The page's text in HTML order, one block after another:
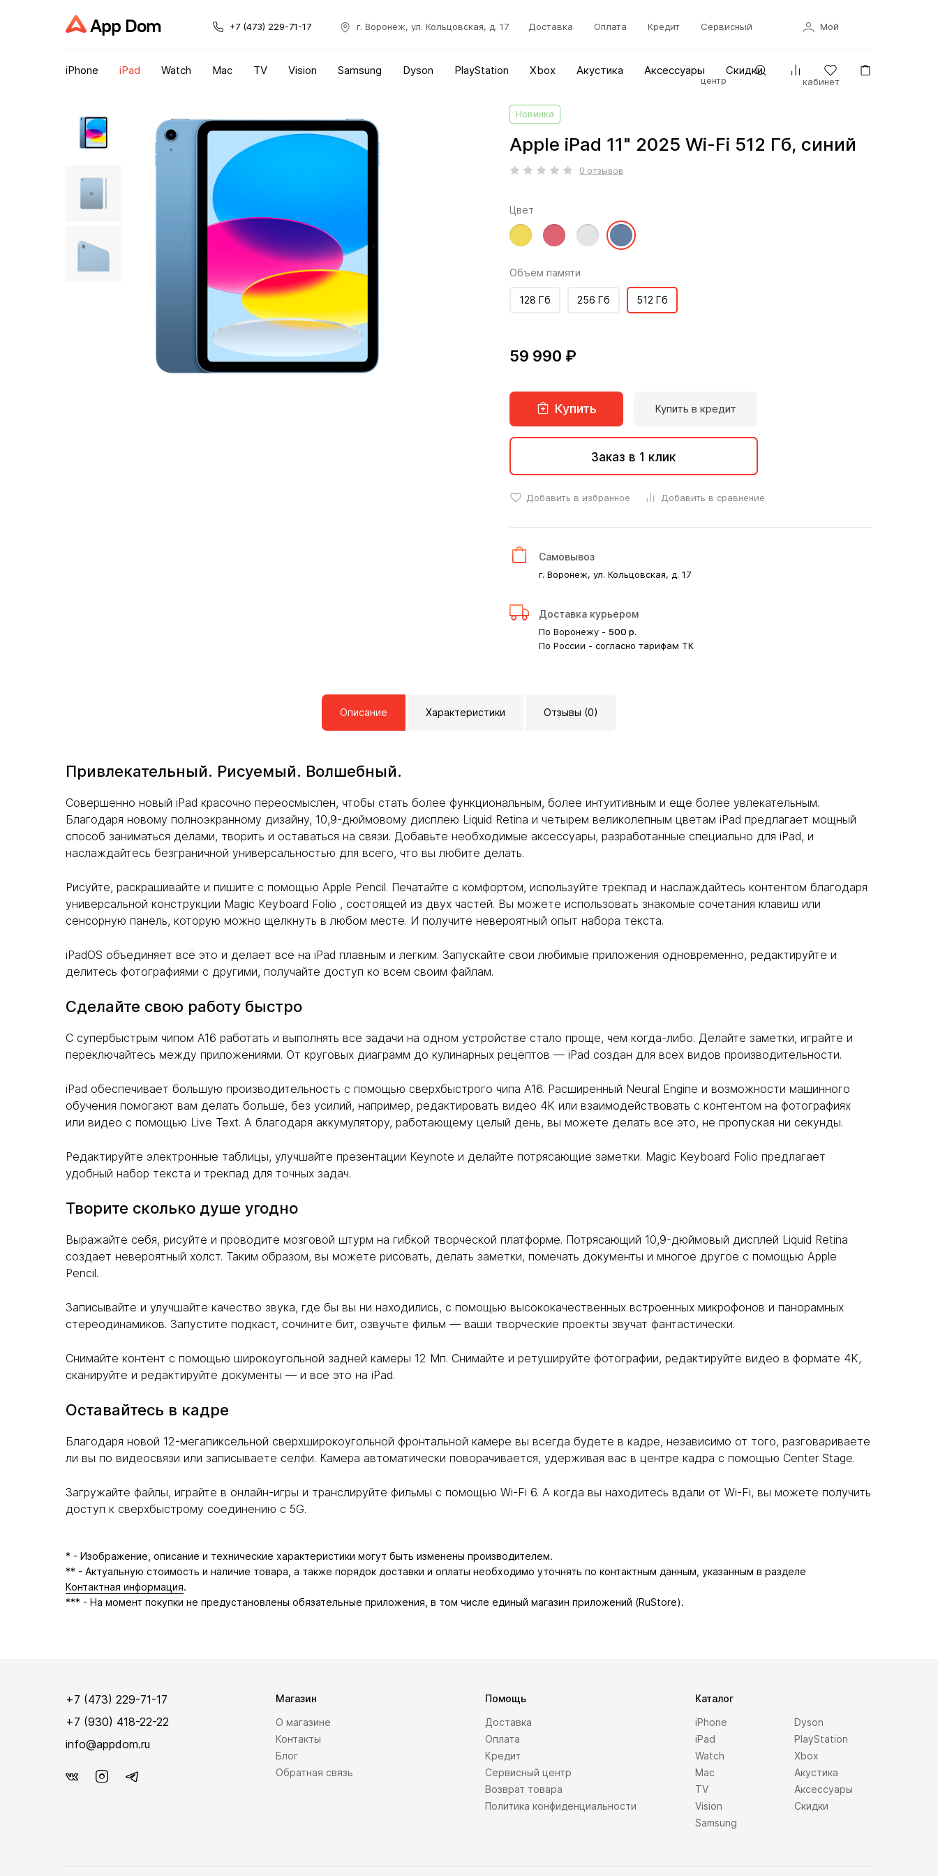
App Dom +7 (473) 229-71-17 г. Воронеж, ул. Кольцовская, д. 17 Доставка Оплата Кредит Сервисный
центр
Мой
кабинет
iPhone iPad Watch Mac TV Vision Samsung Dyson PlayStation Xbox Акустика Аксессуары Скидки
Новинка
Apple iPad 11" 2025 Wi-Fi 512 Гб, синий
0 отзывов
Цвет
Объём памяти
512 Гб
128 Гб 256 Гб
59 990 ₽
Купить Купить в кредит
Заказ в 1 клик
Добавить в избранное Добавить в сравнение
Самовывоз
г. Воронеж, ул. Кольцовская, д. 17
Доставка курьером
По Воронежу - 500 р.
По России - согласно тарифам ТК
Описание Характеристики Отзывы (0)
Привлекательный. Рисуемый. Волшебный.
Совершенно новый iPad красочно переосмыслен, чтобы стать более функциональным, более интуитивным и еще более увлекательным.
Благодаря новому полноэкранному дизайну, 10,9-дюймовому дисплею Liquid Retina и четырем великолепным цветам iPad предлагает мощный
способ заниматься делами, творить и оставаться на связи. Добавьте необходимые аксессуары, разработанные специально для iPad, и
наслаждайтесь безграничной универсальностью для всего, что вы любите делать.
Рисуйте, раскрашивайте и пишите с помощью Apple Pencil. Печатайте с комфортом, используйте трекпад и наслаждайтесь контентом благодаря
универсальной конструкции Magic Keyboard Folio , состоящей из двух частей. Вы можете использовать знакомые сочетания клавиш или
сенсорную панель, которую можно щелкнуть в любом месте. И получите невероятный опыт набора текста.
iPadOS объединяет всё это и делает всё на iPad плавным и легким. Запускайте свои любимые приложения одновременно, редактируйте и
делитесь фотографиями с другими, получайте доступ ко всем своим файлам.
Сделайте свою работу быстро
С супербыстрым чипом A16 работать и выполнять все задачи на одном устройстве стало проще, чем когда-либо. Делайте заметки, играйте и
переключайтесь между приложениями. От круговых диаграмм до кулинарных рецептов — iPad создан для всех видов производительности.
iPad обеспечивает большую производительность с помощью сверхбыстрого чипа A16. Расширенный Neural Engine и возможности машинного
обучения помогают вам делать больше, без усилий, например, редактировать видео 4K или взаимодействовать с контентом на фотографиях
или видео с помощью Live Text. А благодаря аккумулятору, работающему целый день, вы можете делать все это, не пропуская ни секунды.
Редактируйте электронные таблицы, улучшайте презентации Keynote и делайте потрясающие заметки. Magic Keyboard Folio предлагает
удобный набор текста и трекпад для точных задач.
Творите сколько душе угодно
Выражайте себя, рисуйте и проводите мозговой штурм на гибкой творческой платформе. Потрясающий 10,9-дюймовый дисплей Liquid Retina
создает невероятный холст. Таким образом, вы можете рисовать, делать заметки, помечать документы и многое другое с помощью Apple
Pencil.
Записывайте и улучшайте качество звука, где бы вы ни находились, с помощью высококачественных встроенных микрофонов и панорамных
стереодинамиков. Запустите подкаст, сочините бит, озвучьте фильм — ваши творческие проекты звучат фантастически.
Снимайте контент с помощью широкоугольной задней камеры 12 Мп. Снимайте и ретушируйте фотографии, редактируйте видео в формате 4K,
сканируйте и редактируйте документы — и все это на iPad.
Оставайтесь в кадре
Благодаря новой 12-мегапиксельной сверхширокоугольной фронтальной камере вы всегда будете в кадре, независимо от того, разговариваете
ли вы по видеосвязи или записываете селфи. Камера автоматически поворачивается, удерживая вас в центре кадра с помощью Center Stage.
Загружайте файлы, играйте в онлайн-игры и транслируйте фильмы с помощью Wi-Fi 6. А когда вы находитесь вдали от Wi-Fi, вы можете получить
доступ к сверхбыстрому соединению с 5G.
* - Изображение, описание и технические характеристики могут быть изменены производителем.
** - Актуальную стоимость и наличие товара, а также порядок доставки и оплаты необходимо уточнять по контактным данным, указанным в разделе
Контактная информация.
*** - На момент покупки не предустановлены обязательные приложения, в том числе единый магазин приложений (RuStore).
+7 (473) 229-71-17
+7 (930) 418-22-22
info@appdom.ru
Магазин
О магазине
Контакты
Блог
Обратная связь
Помощь
Доставка
Оплата
Кредит
Сервисный центр
Возврат товара
Политика конфиденциальности
Каталог
iPhone
iPad
Watch
Mac
TV
Vision
Samsung
Dyson
PlayStation
Xbox
Акустика
Аксессуары
Скидки